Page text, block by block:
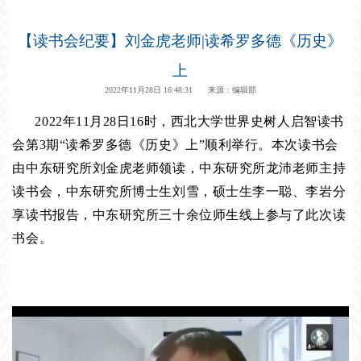
【读书会纪要】刘金虎老师|读希罗多德《历史》
上
2022年11月28日 16:48:31 来源：编辑部
2022年11月28日16时，西北大学世界史树人启智读书
会第3期“读希罗多德《历史》上”顺利举行。本次读书会
由中东研究所刘金虎老师领读，中东研究所龙沛老师主持
读书会，中东研究所博士生刘雪，硕士生李一聪、李岩分
享读书报告，中东研究所三十余位师生线上参与了此次读
书会。